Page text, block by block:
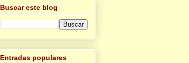
Buscar este blog
Entradas populares